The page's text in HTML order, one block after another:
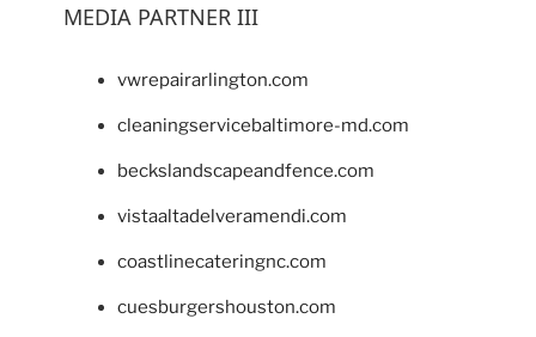
MEDIA PARTNER III
vwrepairarlington.com
cleaningservicebaltimore-md.com
beckslandscapeandfence.com
vistaaltadelveramendi.com
coastlinecateringnc.com
cuesburgershouston.com